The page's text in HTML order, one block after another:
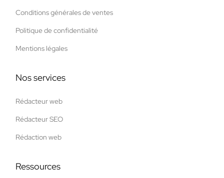
Conditions générales de ventes
Politique de confidentialité
Mentions légales
Nos services
Rédacteur web
Rédacteur SEO
Rédaction web
Ressources